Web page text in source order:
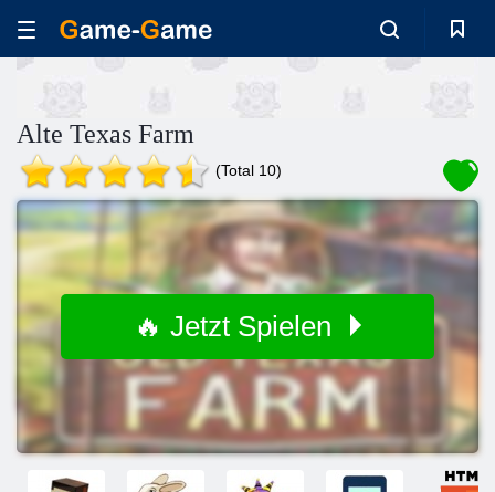
Alte Texas Farm
(Total 10)
🔥 Jetzt Spielen